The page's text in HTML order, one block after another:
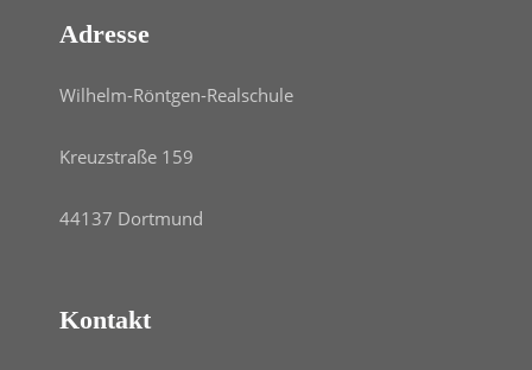
Adresse
Wilhelm-Röntgen-Realschule
Kreuzstraße 159
44137 Dortmund
Kontakt